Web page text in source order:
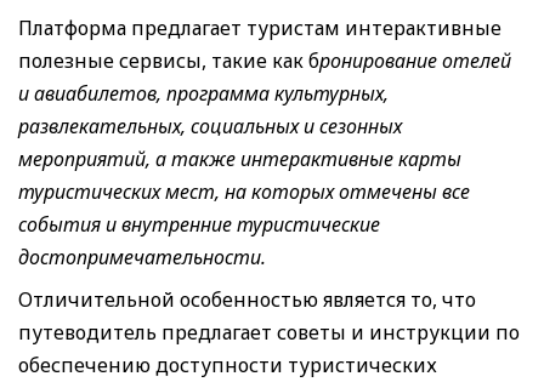
Платформа предлагает туристам интерактивные
полезные сервисы, такие как бронирование отелей
и авиабилетов, программа культурных,
развлекательных, социальных и сезонных
мероприятий, а также интерактивные карты
туристических мест, на которых отмечены все
события и внутренние туристические
достопримечательности.
Отличительной особенностью является то, что
путеводитель предлагает советы и инструкции по
обеспечению доступности туристических